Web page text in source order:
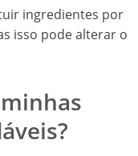
ingredientes por
isso pode alterar o